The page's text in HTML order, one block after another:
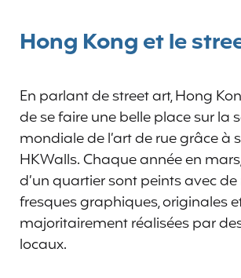
Hong Kong et le
En parlant de street art, Hong
de se faire une belle place sur la
mondiale de l’art de rue grâce à
HKWalls. Chaque année en
d’un quartier sont peints avec
fresques graphiques, originales
majoritairement réalisées par
locaux.